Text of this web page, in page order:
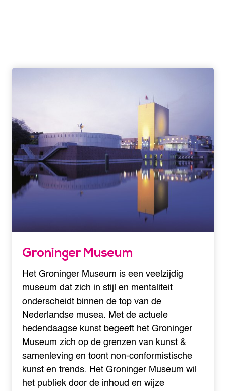
Groninger Museum
Het Groninger Museum is een veelzijdig
museum dat zich in stijl en mentaliteit
onderscheidt binnen de top van de
Nederlandse musea. Met de actuele
hedendaagse kunst begeeft het Groninger
Museum zich op de grenzen van kunst &
samenleving en toont non-conformistische
kunst en trends. Het Groninger Museum wil
het publiek door de inhoud en wijze